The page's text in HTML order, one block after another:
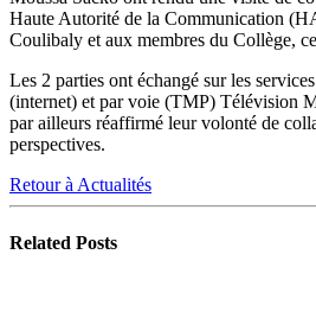
Haute Autorité de la Communication
Coulibaly et aux membres du Collège,
Les 2 parties ont échangé sur les
(internet) et par voie (TMP) Télévision
par ailleurs réaffirmé leur volonté de
perspectives.
Retour à Actualités
Related Posts